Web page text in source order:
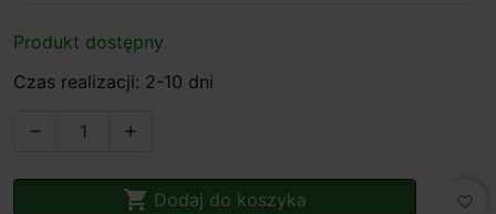
Produkt dostępny
Czas realizacji: 2-10 dni
 
 Dodaj do koszyka favorite_border